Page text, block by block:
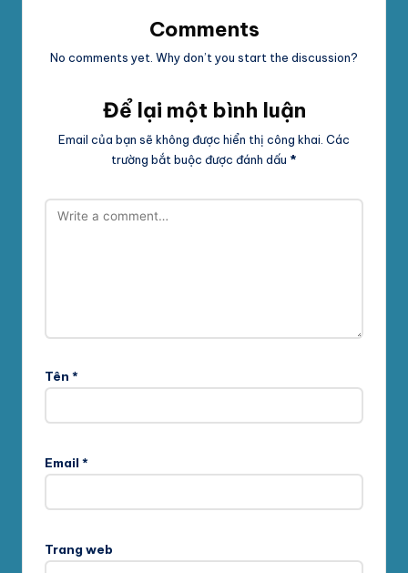
Comments
No comments yet. Why don’t you start the discussion?
Để lại một bình luận
Email của bạn sẽ không được hiển thị công khai. Các
trường bắt buộc được đánh dấu *
Tên *
Email *
Trang web